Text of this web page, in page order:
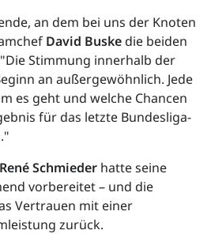
an dem bei uns der Knoten
David Buskedie beiden
Stimmung innerhalb der
an außergewöhnlich. Jede
es geht und welche Chancen
für das letzte Bundesliga-
René Schmieder hatte seine
vorbereitet – und die
Vertrauen mit einer
zurück.